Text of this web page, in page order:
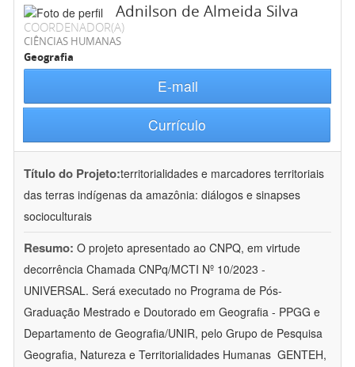
Adnilson de Almeida Silva
COORDENADOR(A)
CIÊNCIAS HUMANAS
Geografia
E-mail
Currículo
Título do Projeto:territorialidades e marcadores territoriais
das terras indígenas da amazônia: diálogos e sinapses
socioculturais
Resumo: O projeto apresentado ao CNPQ, em virtude
decorrência Chamada CNPq/MCTI Nº 10/2023 -
UNIVERSAL. Será executado no Programa de Pós-
Graduação Mestrado e Doutorado em Geografia - PPGG e
Departamento de Geografia/UNIR, pelo Grupo de Pesquisa
Geografia, Natureza e Territorialidades Humanas  GENTEH,